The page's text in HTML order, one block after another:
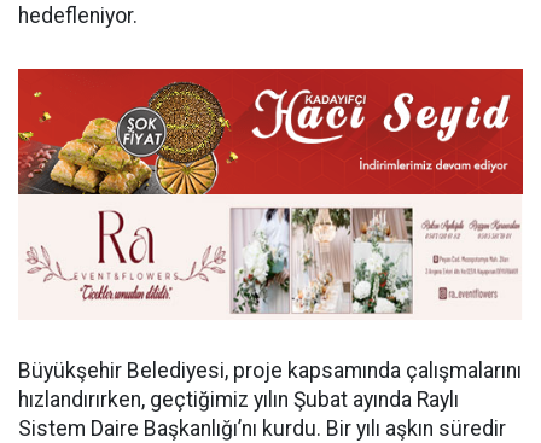
hedefleniyor.
Büyükşehir Belediyesi, proje kapsamında çalışmalarını
hızlandırırken, geçtiğimiz yılın Şubat ayında Raylı
Sistem Daire Başkanlığı’nı kurdu. Bir yılı aşkın süredir